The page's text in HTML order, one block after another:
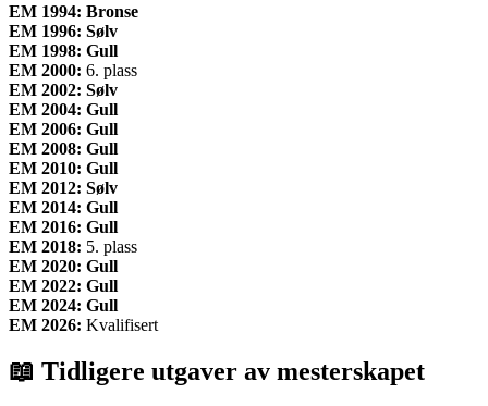
EM 1994: Bronse
EM 1996: Sølv
EM 1998: Gull
EM 2000: 6. plass
EM 2002: Sølv
EM 2004: Gull
EM 2006: Gull
EM 2008: Gull
EM 2010: Gull
EM 2012: Sølv
EM 2014: Gull
EM 2016: Gull
EM 2018: 5. plass
EM 2020: Gull
EM 2022: Gull
EM 2024: Gull
EM 2026: Kvalifisert
📖 Tidligere utgaver av mesterskapet